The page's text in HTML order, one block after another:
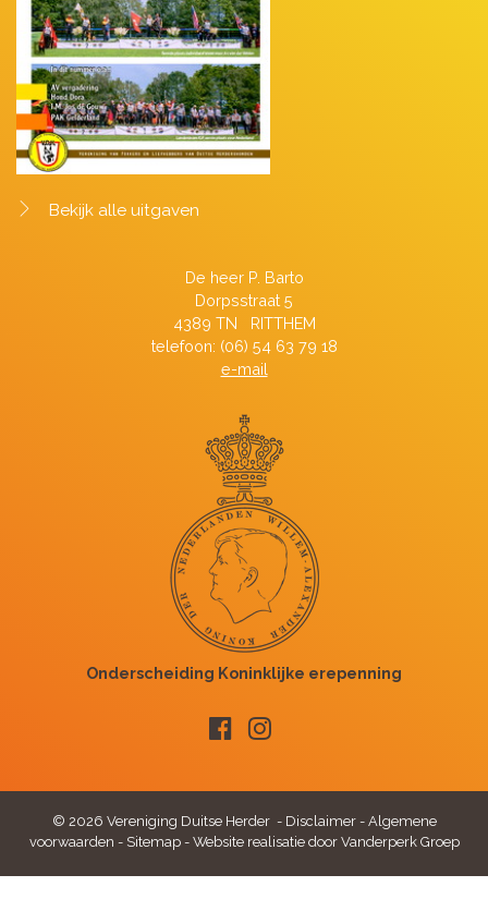
Bekijk alle uitgaven
De heer P. Barto
Dorpsstraat 5
4389 TN RITTHEM
telefoon: (06) 54 63 79 18
e-mail
© 2026 Vereniging Duitse Herder - Disclaimer- Algemene
voorwaarden - Sitemap- Website realisatie door Vanderperk Groep